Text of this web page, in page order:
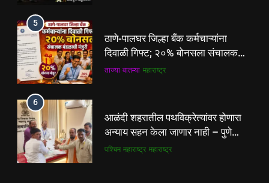
5
ठाणे-पालघर जिल्हा बँक कर्मचाऱ्यांना
दिवाळी गिफ्ट; २०% बोनसला संचालक
मंडळाची मंजुरी
ताज्या बातम्या महाराष्ट्र
6
आळंदी शहरातील पथविक्रेत्यांवर होणारा
अन्याय सहन केला जाणार नाही – पुणे
जिल्हा अध्यक्ष सोनवणे
पश्चिम महाराष्ट्र महाराष्ट्र
5
ठाणे-पालघर जिल्हा बँक कर्मचाऱ्यांना
दिवाळी गिफ्ट; २०% बोनसला संचालक
मंडळाची मंजुरी
महाराष्ट्र